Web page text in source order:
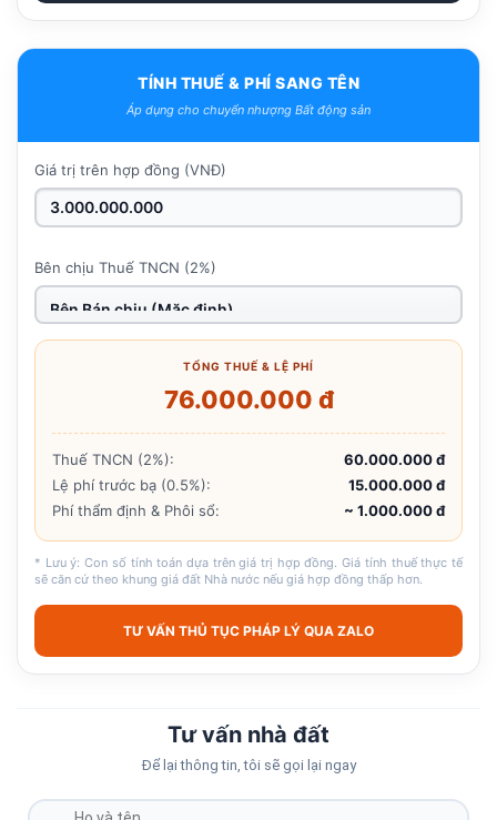
TÍNH THUẾ & PHÍ SANG TÊN
Áp dụng cho chuyển nhượng Bất động sản
Giá trị trên hợp đồng (VNĐ)
Bên chịu Thuế TNCN (2%)
TỔNG THUẾ & LỆ PHÍ
76.000.000 đ
Thuế TNCN (2%):
60.000.000 đ
Lệ phí trước bạ (0.5%):
15.000.000 đ
Phí thẩm định & Phôi sổ:
~ 1.000.000 đ
* Lưu ý: Con số tính toán dựa trên giá trị hợp đồng. Giá tính thuế thực tế
sẽ căn cứ theo khung giá đất Nhà nước nếu giá hợp đồng thấp hơn.
TƯ VẤN THỦ TỤC PHÁP LÝ QUA ZALO
Tư vấn nhà đất
Để lại thông tin, tôi sẽ gọi lại ngay